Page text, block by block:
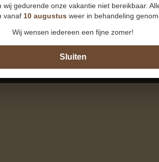
wij gedurende onze vakantie niet bereikbaar.
vanaf 10 augustus weer in behandeling
Wij wensen iedereen een fijne zomer!
Sluiten